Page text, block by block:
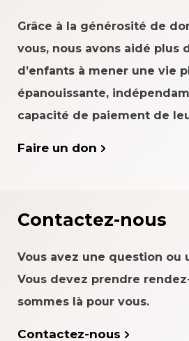
Grâce à la générosité de
vous, nous avons aidé plus
d’enfants à mener une vie
épanouissante,
capacité de paiement de
Faire un don
Contactez-nous
Vous avez une question ou
Vous devez prendre
sommes là pour vous.
Contactez-nous